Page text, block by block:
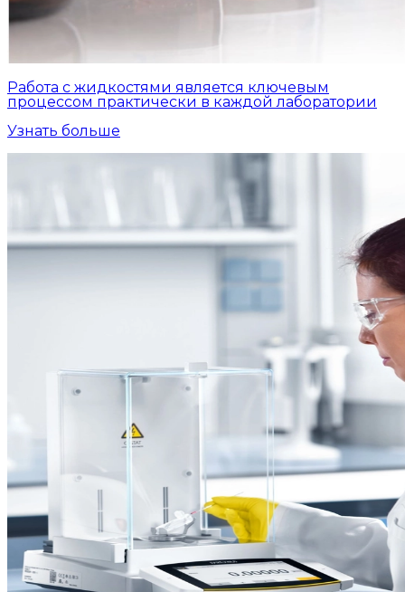
Работа с жидкостями является ключевым
процессом практически в каждой лаборатории
Узнать больше